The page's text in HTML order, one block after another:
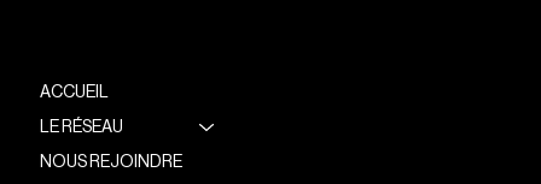
ACCUEIL
LE RÉSEAU
NOUS REJOINDRE